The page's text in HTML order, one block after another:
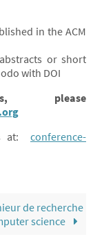
in the ACM
or short
with DOI
please
at: conference-
de recherche
science